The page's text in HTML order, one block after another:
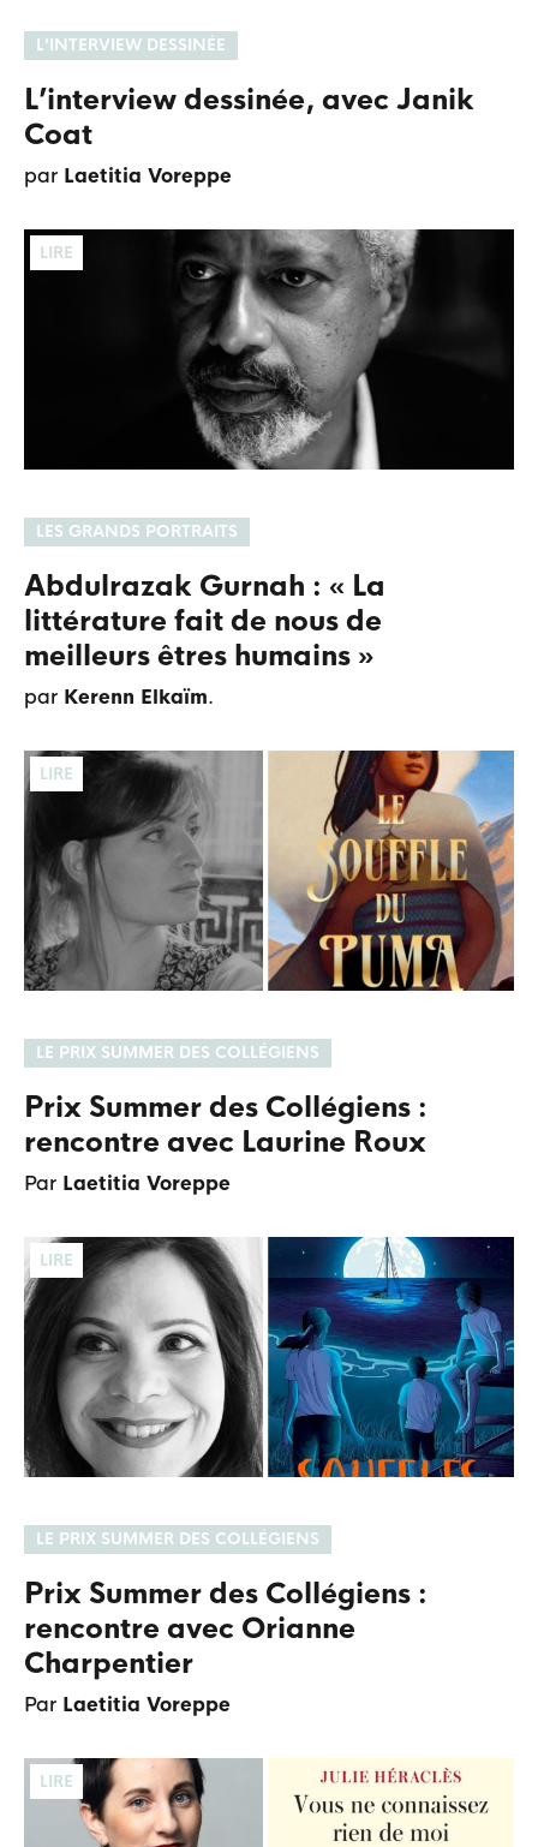
L’INTERVIEW DESSINÉE
L’interview dessinée, avec Janik
Coat
par Laetitia Voreppe
LIRE
LES GRANDS PORTRAITS
Abdulrazak Gurnah : « La
littérature fait de nous de
meilleurs êtres humains »
par Kerenn Elkaïm.
LIRE
LE PRIX SUMMER DES COLLÉGIENS
Prix Summer des Collégiens :
rencontre avec Laurine Roux
Par Laetitia Voreppe
LIRE
LE PRIX SUMMER DES COLLÉGIENS
Prix Summer des Collégiens :
rencontre avec Orianne
Charpentier
Par Laetitia Voreppe
LIRE